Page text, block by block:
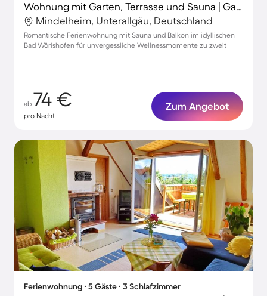
Wohnung mit Garten, Terrasse und Sauna | Gartenblick
Mindelheim, Unterallgäu, Deutschland
Romantische Ferienwohnung mit Sauna und Balkon im idyllischen
Bad Wörishofen für unvergessliche Wellnessmomente zu zweit
ab 74 €
pro Nacht
Zum Angebot
Ferienwohnung ∙ 5 Gäste ∙ 3 Schlafzimmer